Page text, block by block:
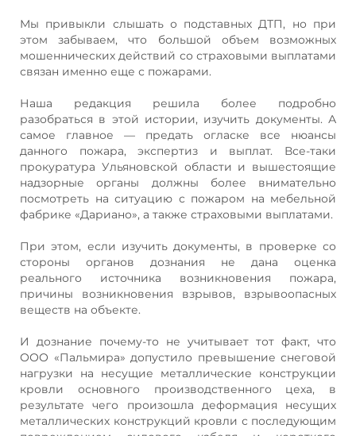
Мы привыкли слышать о подставных ДТП, но при
этом забываем, что большой объем возможных
мошеннических действий со страховыми выплатами
связан именно еще с пожарами.
Наша редакция решила более подробно
разобраться в этой истории, изучить документы. А
самое главное — предать огласке все нюансы
данного пожара, экспертиз и выплат. Все-таки
прокуратура Ульяновской области и вышестоящие
надзорные органы должны более внимательно
посмотреть на ситуацию с пожаром на мебельной
фабрике «Дариано», а также страховыми выплатами.
При этом, если изучить документы, в проверке со
стороны органов дознания не дана оценка
реального источника возникновения пожара,
причины возникновения взрывов, взрывоопасных
веществ на объекте.
И дознание почему-то не учитывает тот факт, что
ООО «Пальмира» допустило превышение снеговой
нагрузки на несущие металлические конструкции
кровли основного производственного цеха, в
результате чего произошла деформация несущих
металлических конструкций кровли с последующим